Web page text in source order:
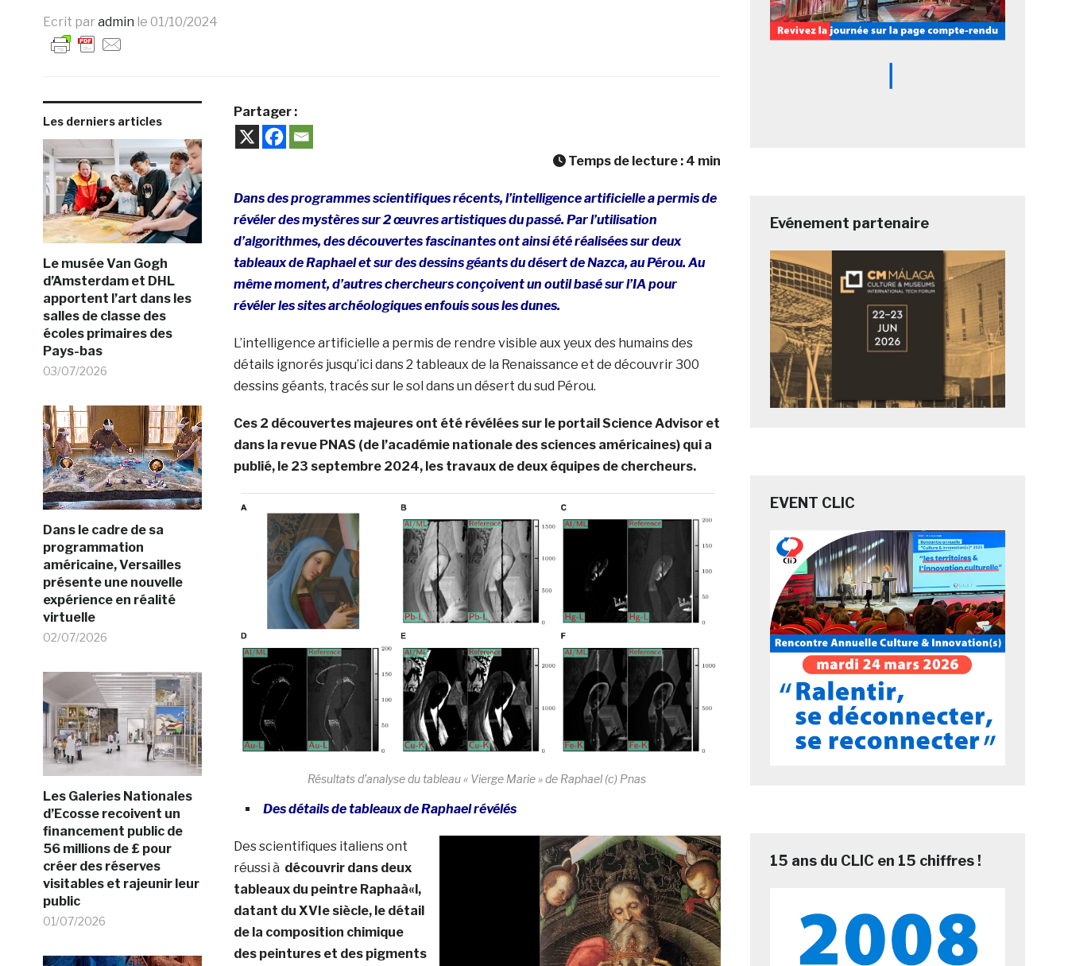
Ecrit par admin le 01/10/2024
Les derniers articles
Le musée Van Gogh
d’Amsterdam et DHL
apportent l’art dans les
salles de classe des
écoles primaires des
Pays-bas
03/07/2026
Dans le cadre de sa
programmation
américaine, Versailles
présente une nouvelle
expérience en réalité
virtuelle
02/07/2026
Les Galeries Nationales
d’Ecosse recoivent un
financement public de
56 millions de £ pour
créer des réserves
visitables et rajeunir leur
public
01/07/2026
Partager :
Temps de lecture : 4 min
Dans des programmes scientifiques récents, l’intelligence artificielle a permis de
révéler des mystères sur 2 œuvres artistiques du passé. Par l’utilisation
d’algorithmes, des découvertes fascinantes ont ainsi été réalisées sur deux
tableaux de Raphael et sur des dessins géants du désert de Nazca, au Pérou. Au
même moment, d’autres chercheurs conçoivent un outil basé sur l’IA pour
révéler les sites archéologiques enfouis sous les dunes.
L’intelligence artificielle a permis de rendre visible aux yeux des humains des
détails ignorés jusqu’ici dans 2 tableaux de la Renaissance et de découvrir 300
dessins géants, tracés sur le sol dans un désert du sud Pérou.
Ces 2 découvertes majeures ont été révélées sur le portail Science Advisor et
dans la revue PNAS (de l’académie nationale des sciences américaines) qui a
publié, le 23 septembre 2024, les travaux de deux équipes de chercheurs.
Résultats d’analyse du tableau « Vierge Marie » de Raphael (c) Pnas
Des détails de tableaux de Raphael révélés
Des scientifiques italiens ont
réussi à découvrir dans deux
tableaux du peintre Raphaà«l,
datant du XVIe siècle, le détail
de la composition chimique
des peintures et des pigments
Evénement partenaire
EVENT CLIC
15 ans du CLIC en 15 chiffres !